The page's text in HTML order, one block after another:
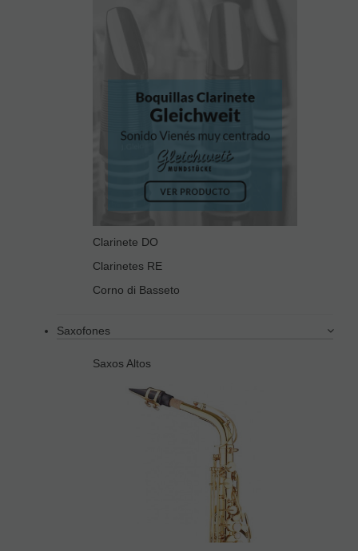
Clarinete DO
Clarinetes RE
Corno di Basseto
Saxofones
Saxos Altos